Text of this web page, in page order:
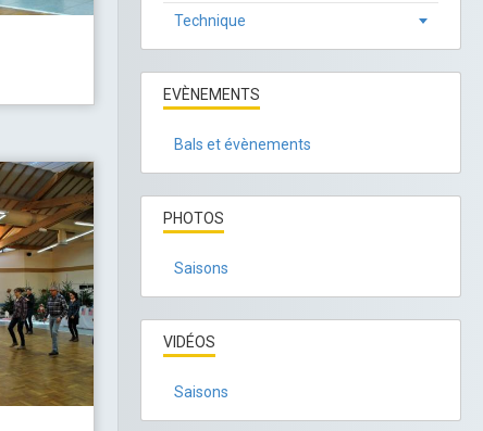
Technique
EVÈNEMENTS
Bals et évènements
PHOTOS
Saisons
VIDÉOS
Saisons